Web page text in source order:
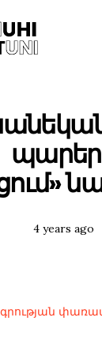
Posted
4 years ago